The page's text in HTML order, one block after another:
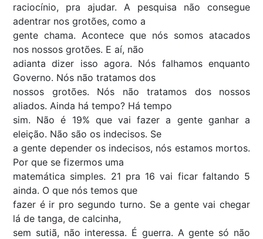
raciocínio, pra ajudar. A pesquisa não consegue
adentrar nos grotões, como a
gente chama. Acontece que nós somos atacados
nos nossos grotões. E aí, não
adianta dizer isso agora. Nós falhamos enquanto
Governo. Nós não tratamos dos
nossos grotões. Nós não tratamos dos nossos
aliados. Ainda há tempo? Há tempo
sim. Não é 19% que vai fazer a gente ganhar a
eleição. Não são os indecisos. Se
a gente depender os indecisos, nós estamos mortos.
Por que se fizermos uma
matemática simples. 21 pra 16 vai ficar faltando 5
ainda. O que nós temos que
fazer é ir pro segundo turno. Se a gente vai chegar
lá de tanga, de calcinha,
sem sutiã, não interessa. É guerra. A gente só não